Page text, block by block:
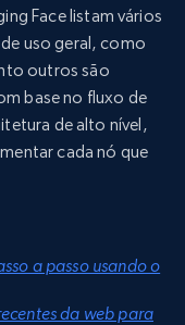
Face listam vários
uso geral, como
outros são
base no fluxo de
de alto nível,
cada nó que
a passo usando o
da web para